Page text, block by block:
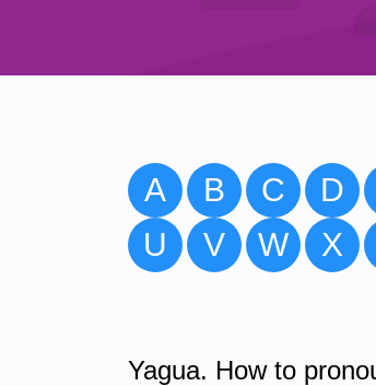
A B C D
U
V W X
Yagua. How to